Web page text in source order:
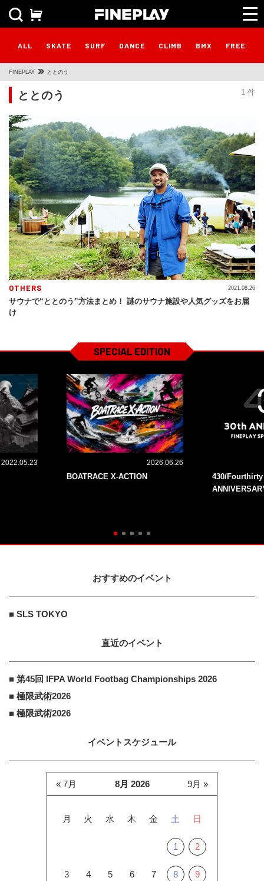
ALL SKATE SURF DANCE CLIMB BMX
FINEPLAY ととのう
1 件
ととのう
OTHERS
サウナで“ととのう”方法まとめ！ 謎のサウナ施設や人気グッズをお届
け
2021.08.26
SPECIAL EDITION
2022.05.23 2026.06.26
BOATRACE X-ACTION
430/
おすすめのイベント
■ SLS TOKYO
直近のイベント
■ 第45回 IFPA World Footbag Championships 2026
■ 極限武術2026
■ 極限武術2026
イベントスケジュール
8月 2026
月 火 水 木 金 土 日
1 2
3 4 5 6 7 8 9
« 7月 9月 »